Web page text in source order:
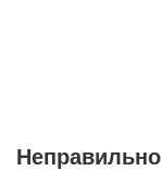
Неправильно